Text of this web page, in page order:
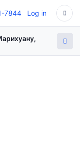
7844 Log in